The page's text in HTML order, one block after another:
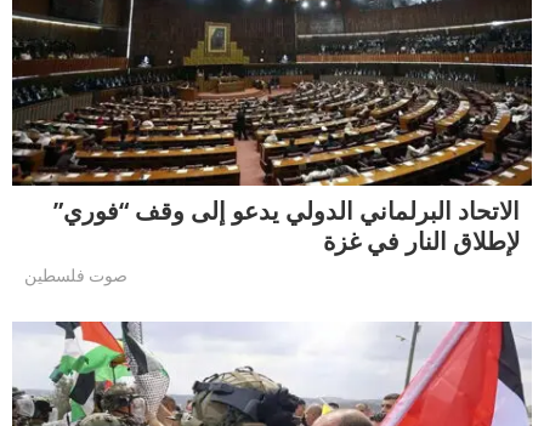
الاتحاد البرلماني الدولي يدعو إلى وقف “فوري”
لإطلاق النار في غزة
صوت فلسطين